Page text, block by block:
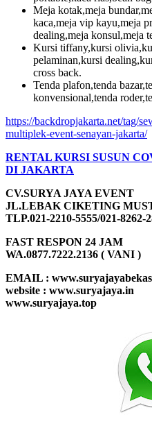
Meja kotak,meja
kaca,meja vip kayu,meja
dealing,meja konsul,meja
Kursi tiffany,kursi
pelaminan,kursi
cross back.
Tenda plafon,tenda
konvensional,tenda
https://backdropjakarta.net/tag/
multiplek-event-senayan-jakarta/
RENTAL KURSI SUSUN
DI JAKARTA
CV.SURYA JAYA EVENT
JL.LEBAK CIKETING
TLP.021-2210-5555/021-8262-
FAST RESPON 24 JAM
WA.0877.7222.2136 ( VANI )
EMAIL :
website : www.suryajaya.in
www.suryajaya.top